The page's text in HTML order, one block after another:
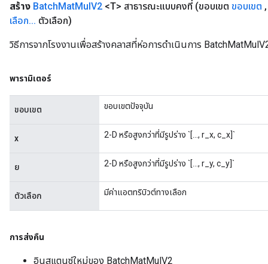
สร้าง BatchMatMulV2 <T> สาธารณะแบบคงที่ (ขอบเขต ขอบเขต ,
เลือก... ตัวเลือก)
วิธีการจากโรงงานเพื่อสร้างคลาสที่ห่อการดำเนินการ
พารามิเตอร์
ขอบเขต ขอบเขตปัจจุบัน
x 2-D หรือสูงกว่าที่มีรูปร่าง `[..., r_x, c_x]`
ย 2-D หรือสูงกว่าที่มีรูปร่าง `[..., r_y, c_y]`
ตัวเลือก มีค่าแอตทริบิวต์ทางเลือก
การส่งคืน
อินสแตนซ์ใหม่ของ BatchMatMulV2